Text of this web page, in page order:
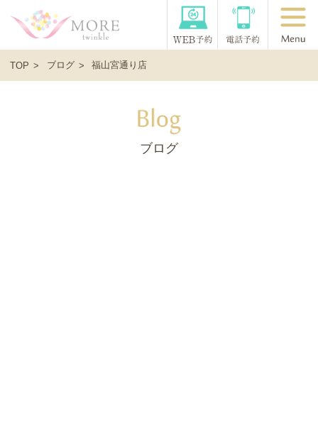
TOP ブログ 福山宮通り店
ブログ